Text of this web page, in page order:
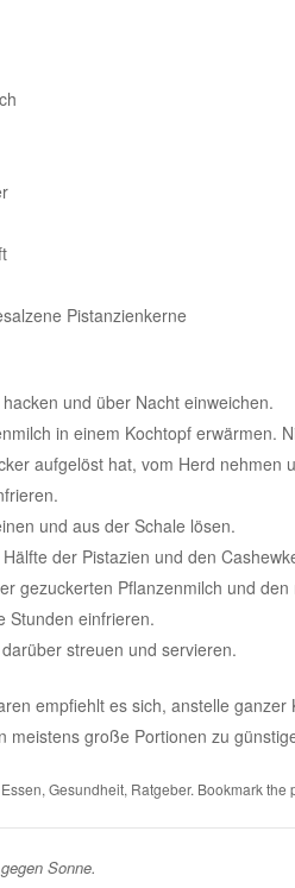
Pistanzienkerne
und über Nacht einweichen.
in einem Kochtopf erwärmen.
aufgelöst hat, vom Herd nehmen
und aus der Schale lösen.
der Pistazien und den
gezuckerten Pflanzenmilch und
Stunden einfrieren.
streuen und servieren.
empfiehlt es sich, anstelle
meistens große Portionen zu
Essen, Gesundheit, Ratgeber. Bookmark the
Sonne.